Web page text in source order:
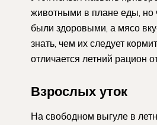
животными в плане еды, но
были здоровыми, а мясо
знать, чем их следует
отличается летний рацион
Взрослых уток
На свободном выгуле в